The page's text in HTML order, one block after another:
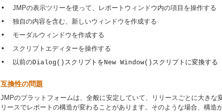
• JMPの表示ツリーを使って、レポートウィンドウ内の項目を操作する
• 独自の内容を含む、新しいウィンドウを作成する
• モーダルウィンドウを作成する
• スクリプトエディターを操作する
• 以前のDialog() スクリプトを New Window() スクリプトに変換する
互換性の問題
JMPのプラットフォームは、全般に安定していて、リリースごとに大きな
リースでレポートの構造が変わることがあります。そのような場合、構造